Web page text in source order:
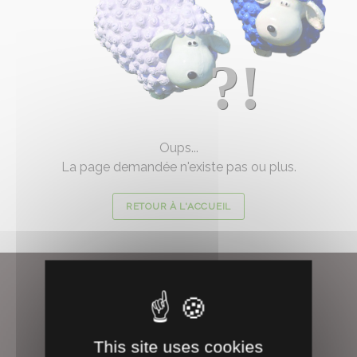
?!
Oups...
La page demandée n'existe pas ou plus.
RETOUR À L'ACCUEIL
This site uses cookies